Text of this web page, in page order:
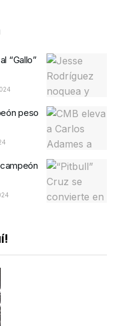
“Gallo”
peso